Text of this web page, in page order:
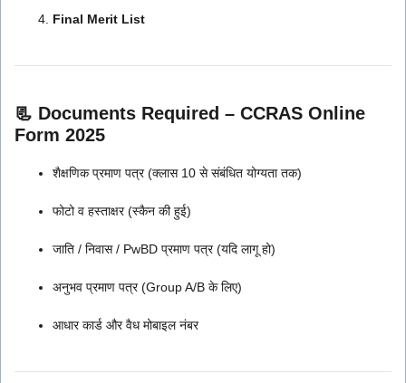
Final Merit List
📃 Documents Required – CCRAS Online
Form 2025
शैक्षणिक प्रमाण पत्र (क्लास 10 से संबंधित योग्यता तक)
फोटो व हस्ताक्षर (स्कैन की हुई)
जाति / निवास / PwBD प्रमाण पत्र (यदि लागू हो)
अनुभव प्रमाण पत्र (Group A/B के लिए)
आधार कार्ड और वैध मोबाइल नंबर